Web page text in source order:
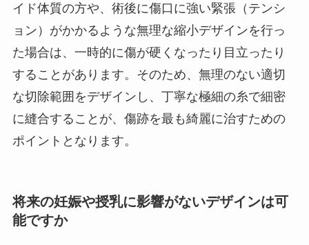
イド体質の方や、術後に傷口に強い緊張（テンシ
ョン）がかかるような無理な縮小デザインを行っ
た場合は、一時的に傷が硬くなったり目立ったり
することがあります。そのため、無理のない適切
な切除範囲をデザインし、丁寧な極細の糸で細密
に縫合することが、傷跡を最も綺麗に治すための
ポイントとなります。
将来の妊娠や授乳に影響がないデザインは可
能ですか